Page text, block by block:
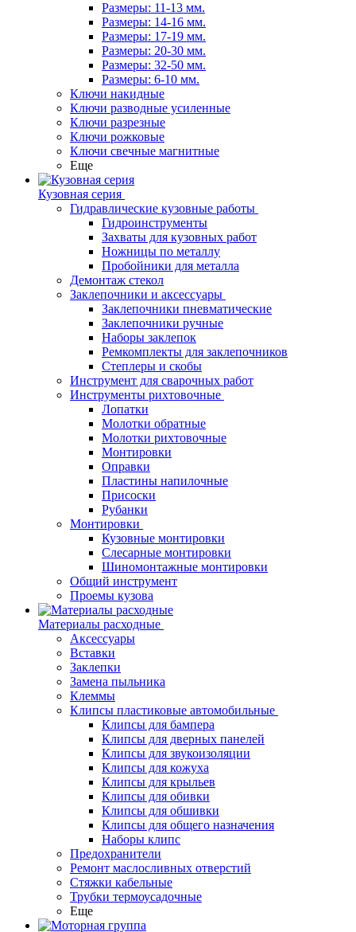
Размеры: 11-13 мм.
Размеры: 14-16 мм.
Размеры: 17-19 мм.
Размеры: 20-30 мм.
Размеры: 32-50 мм.
Размеры: 6-10 мм.
Ключи накидные
Ключи разводные усиленные
Ключи разрезные
Ключи рожковые
Ключи свечные магнитные
Еще
Кузовная серия
Гидравлические кузовные работы
Гидроинструменты
Захваты для кузовных работ
Ножницы по металлу
Пробойники для металла
Демонтаж стекол
Заклепочники и аксессуары
Заклепочники пневматические
Заклепочники ручные
Наборы заклепок
Ремкомплекты для заклепочников
Степлеры и скобы
Инструмент для сварочных работ
Инструменты рихтовочные
Лопатки
Молотки обратные
Молотки рихтовочные
Монтировки
Оправки
Пластины напилочные
Присоски
Рубанки
Монтировки
Кузовные монтировки
Слесарные монтировки
Шиномонтажные монтировки
Общий инструмент
Проемы кузова
Материалы расходные
Аксессуары
Вставки
Заклепки
Замена пыльника
Клеммы
Клипсы пластиковые автомобильные
Клипсы для бампера
Клипсы для дверных панелей
Клипсы для звукоизоляции
Клипсы для кожуха
Клипсы для крыльев
Клипсы для обивки
Клипсы для обшивки
Клипсы для общего назначения
Наборы клипс
Предохранители
Ремонт маслосливных отверстий
Стяжки кабельные
Трубки термоусадочные
Еще